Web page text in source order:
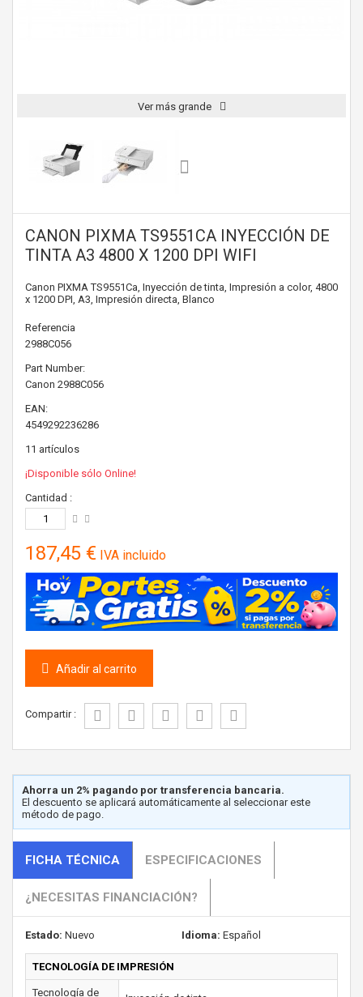
Ver más grande
CANON PIXMA TS9551CA INYECCIÓN DE
TINTA A3 4800 X 1200 DPI WIFI
Canon PIXMA TS9551Ca, Inyección de tinta, Impresión a color, 4800
x 1200 DPI, A3, Impresión directa, Blanco
Referencia
2988C056
Part Number:
Canon 2988C056
EAN:
4549292236286
11 artículos
¡Disponible sólo Online!
Cantidad :
187,45 € IVA incluido
Añadir al carrito
Compartir :
Ahorra un 2% pagando por transferencia bancaria.
El descuento se aplicará automáticamente al seleccionar este
método de pago.
FICHA TÉCNICA ESPECIFICACIONES
¿NECESITAS FINANCIACIÓN?
Estado: Nuevo Idioma: Español
TECNOLOGÍA DE IMPRESIÓN
Tecnología de